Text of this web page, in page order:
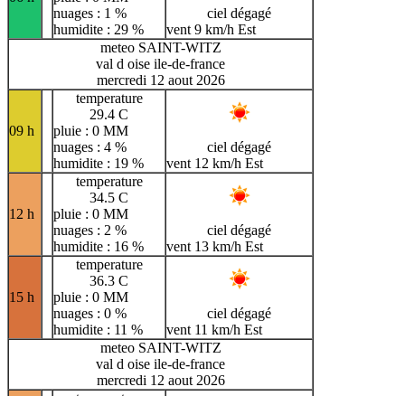
nuages : 1 %
humidite : 29 %
ciel dégagé
vent 9 km/h Est
meteo SAINT-WITZ
val d oise ile-de-france
mercredi 12 aout 2026
09 h
temperature
29.4 C
pluie : 0 MM
nuages : 4 %
humidite : 19 %
ciel dégagé
vent 12 km/h Est
12 h
temperature
34.5 C
pluie : 0 MM
nuages : 2 %
humidite : 16 %
ciel dégagé
vent 13 km/h Est
15 h
temperature
36.3 C
pluie : 0 MM
nuages : 0 %
humidite : 11 %
ciel dégagé
vent 11 km/h Est
meteo SAINT-WITZ
val d oise ile-de-france
mercredi 12 aout 2026